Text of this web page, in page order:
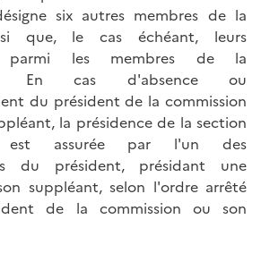
six autres membres de la
que, le cas échéant, leurs
parmi les membres de la
En cas d'absence ou
du président de la commission
la présidence de la section
est assurée par l'un des
du président, présidant une
suppléant, selon l'ordre arrêté
de la commission ou son